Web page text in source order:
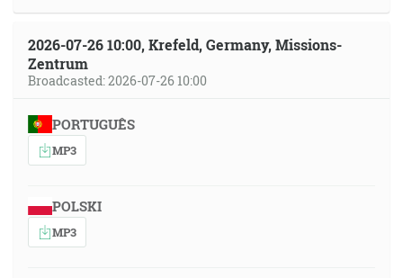
2026-07-26 10:00, Krefeld, Germany, Missions-
Zentrum
Broadcasted: 2026-07-26 10:00
PORTUGUÊS
MP3
POLSKI
MP3